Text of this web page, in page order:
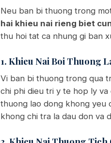
Neu ban bi thuong trong
hai khieu nai rieng biet
thu hoi tat ca nhung gi ban
1. Khieu Nai Boi Thuong
Vi ban bi thuong trong qua
chi phi dieu tri y te hop ly
thuong lao dong khong yeu
khong chi tra la dau don va